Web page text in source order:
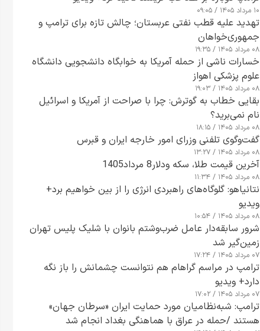
۱۰ مرداد ۱۴۰۵ / ۰۹:۰۵
تهدید علیه قطب نفتی عربستان؛ چالش تازه برای ترامپ و
جمهوری‌خواهان
۰۸ مرداد ۱۴۰۵ / ۱۹:۳۵
خسارات ناشی از حمله آمریکا به خوابگاه دانشجویی دانشگاه
علوم پزشکی اهواز
۰۸ مرداد ۱۴۰۵ / ۱۹:۰۳
بقایی خطاب به گوترش: چرا با صراحت از آمریکا و اسرائیل
نام نمی‌برید؟
۰۸ مرداد ۱۴۰۵ / ۱۸:۱۵
گفت‌وگوی تلفنی وزرای امور خارجه ایران و قبرس
۰۸ مرداد ۱۴۰۵ / ۱۳:۲۷
آخرین قیمت طلا، سکه ودلار8 مرداد1405
۰۸ مرداد ۱۴۰۵ / ۱۱:۳۴
نتانیاهو: گلوگاه‌های راهبردی انرژی را از بین خواهیم برد+
ویدیو
۰۸ مرداد ۱۴۰۵ / ۱۰:۵۴
شرور سابقه‌دار عامل ضرب‌وشتم بانوان با شلیک پلیس تهران
زمین‌گیر شد
۰۷ مرداد ۱۴۰۵ / ۱۷:۲۴
ترامپ در مراسم گراهام هم نتوانست چشمانش را باز نگه
دارد+ ویدیو
۰۷ مرداد ۱۴۰۵ / ۱۷:۰۲
ترامپ: شبه‌نظامیان مورد حمایت ایران «سرطان جهان»
هستند /حمله در عراق با هماهنگی بغداد انجام شد